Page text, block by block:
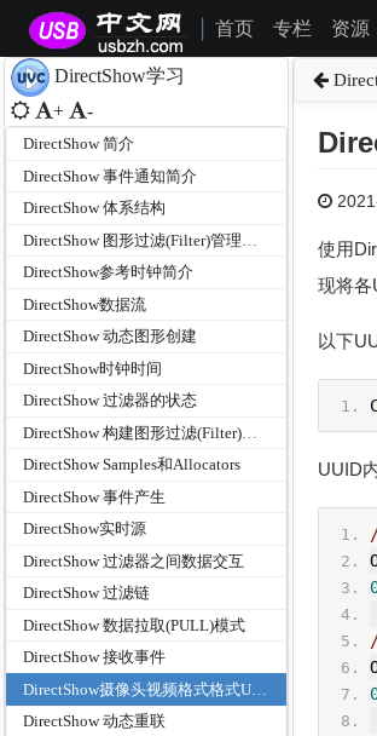
首页 专栏 资源
DirectShow学习
+ -
DirectShow 简介
DirectShow 事件通知简介
DirectShow 体系结构
DirectShow参考时钟简介
DirectShow数据流
DirectShow 动态图形创建
DirectShow时钟时间
DirectShow 过滤器的状态
DirectShow Samples和Allocators
DirectShow 事件产生
DirectShow实时源
DirectShow 过滤器之间数据交互
DirectShow 过滤链
DirectShow 数据拉取(PULL)模式
DirectShow 接收事件
DirectShow 动态重联
使用
现将各
以下
UUID